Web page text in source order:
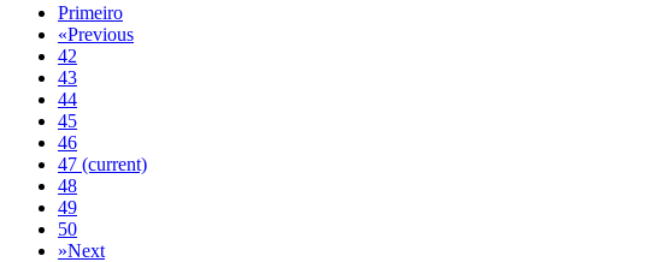
Primeiro
«Previous
42
43
44
45
46
47 (current)
48
49
50
»Next